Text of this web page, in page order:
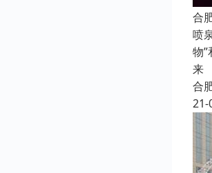
合
喷
物
来
合
21-